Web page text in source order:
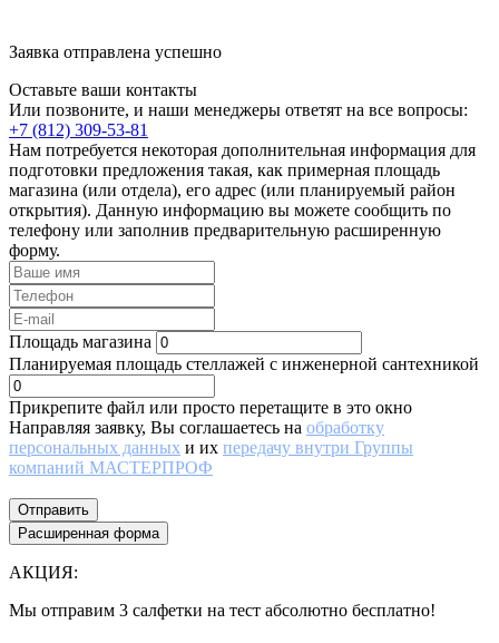
Заявка отправлена успешно
Оставьте ваши контакты
Или позвоните, и наши менеджеры ответят на все вопросы:
+7 (812) 309-53-81
Нам потребуется некоторая дополнительная информация для
подготовки предложения такая, как примерная площадь
магазина (или отдела), его адрес (или планируемый район
открытия). Данную информацию вы можете сообщить по
телефону или заполнив предварительную расширенную
форму.
Площадь магазина
Планируемая площадь стеллажей с инженерной сантехникой
Прикрепите файл или просто перетащите в это окно
Направляя заявку, Вы соглашаетесь на обработку
персональных данных и их передачу внутри Группы
компаний МАСТЕРПРОФ
Отправить
Расширенная форма
АКЦИЯ:
Мы отправим 3 салфетки на тест абсолютно бесплатно!